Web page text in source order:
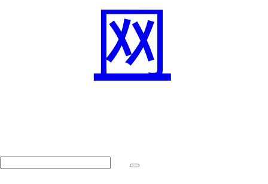
网